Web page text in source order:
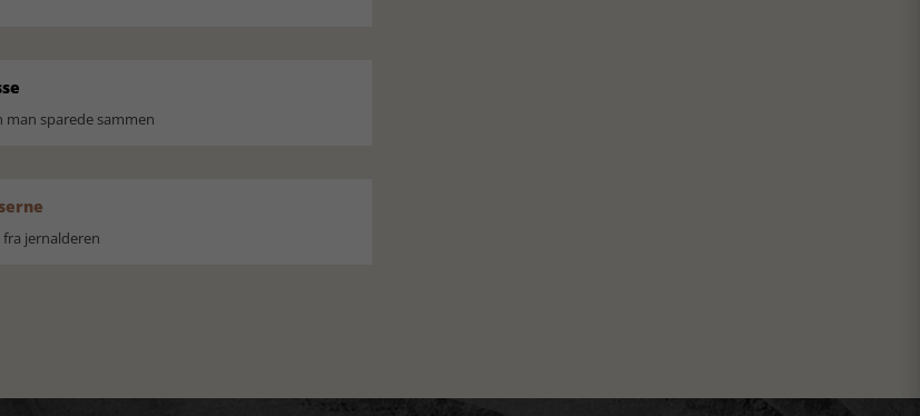
sparede sammen
jernalderen